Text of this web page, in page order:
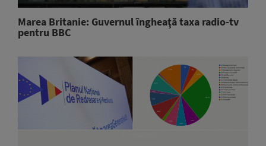
Marea Britanie: Guvernul îngheaţă taxa radio-tv
pentru BBC